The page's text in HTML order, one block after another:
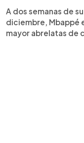
A dos semanas de
diciembre, Mbappé
mayor abrelatas de